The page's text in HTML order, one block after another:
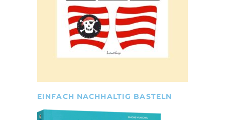
EINFACH NACHHALTIG BASTELN